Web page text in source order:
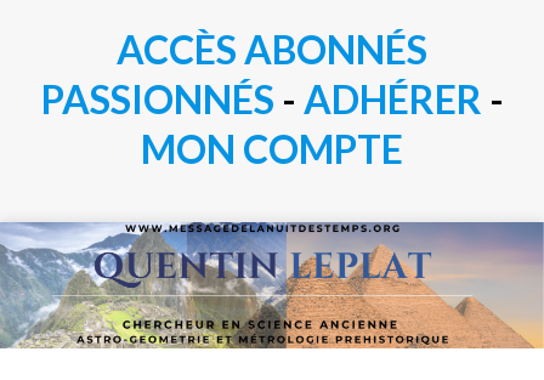
ACCÈS ABONNÉS
PASSIONNÉS - ADHÉRER -
MON COMPTE